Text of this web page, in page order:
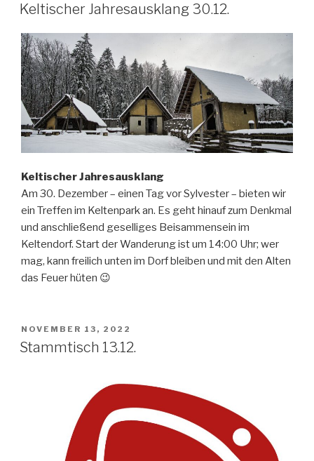
Keltischer Jahresausklang 30.12.
Keltischer Jahresausklang
Am 30. Dezember – einen Tag vor Sylvester – bieten wir
ein Treffen im Keltenpark an. Es geht hinauf zum Denkmal
und anschließend geselliges Beisammensein im
Keltendorf. Start der Wanderung ist um 14:00 Uhr; wer
mag, kann freilich unten im Dorf bleiben und mit den Alten
das Feuer hüten 😉
NOVEMBER 13, 2022
Stammtisch 13.12.